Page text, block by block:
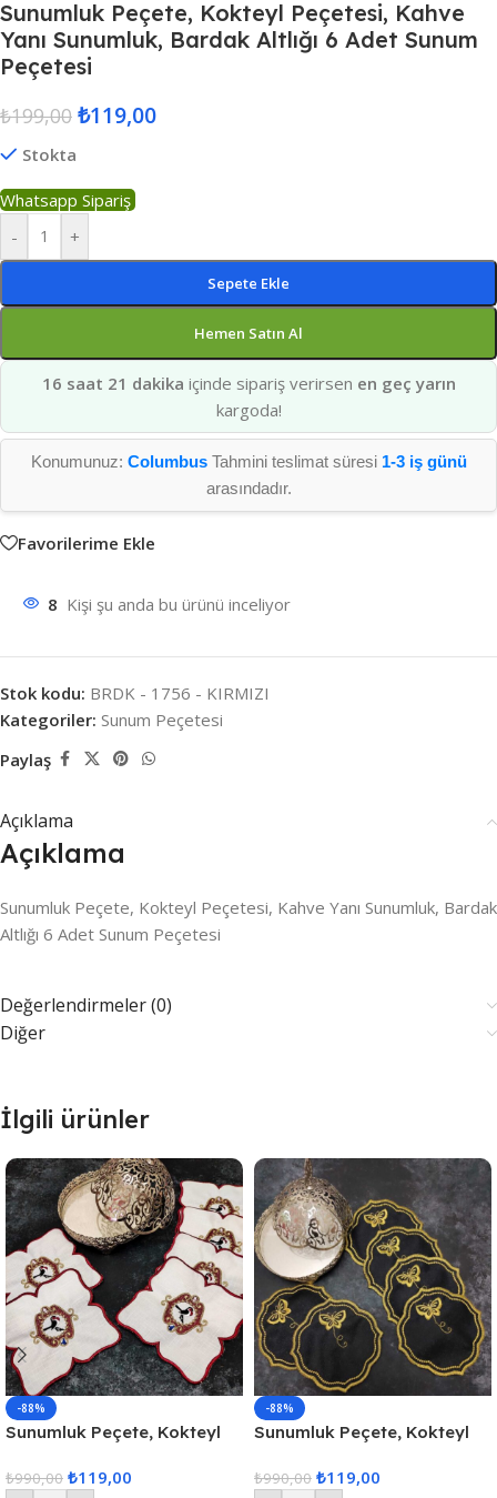
Sunumluk Peçete, Kokteyl Peçetesi, Kahve
Yanı Sunumluk, Bardak Altlığı 6 Adet Sunum
Peçetesi
₺199,00 ₺119,00
Stokta
Whatsapp Sipariş
-
+
Sepete Ekle
Hemen Satın Al
16 saat 21 dakika içinde sipariş verirsen en geç yarın
kargoda!
Konumunuz: ColumbusTahmini teslimat süresi 1-3 iş günü
arasındadır.
Favorilerime Ekle
8 Kişi şu anda bu ürünü inceliyor
Stok kodu: BRDK - 1756 - KIRMIZI
Kategoriler: Sunum Peçetesi
Paylaş
Açıklama
Açıklama
Sunumluk Peçete, Kokteyl Peçetesi, Kahve Yanı Sunumluk, Bardak
Altlığı 6 Adet Sunum Peçetesi
Değerlendirmeler (0)
Diğer
İlgili ürünler
-88%
Sunumluk Peçete, Kokteyl
Sunumluk, Bardak Altlığı 6
₺990,00 ₺119,00
-88%
Sunumluk Peçete, Kokteyl
Sunumluk, Bardak Altlığı 6
₺990,00 ₺119,00